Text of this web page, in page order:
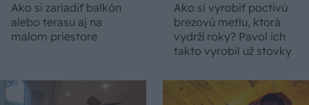
Ako si zariadiť balkón
alebo terasu aj na
malom priestore
Ako si vyrobiť poctivú
brezovú metlu, ktorá
vydrží roky? Pavol ich
takto vyrobil už stovky